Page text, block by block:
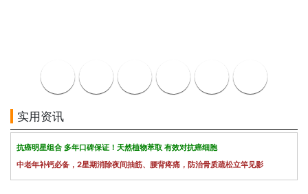
实用资讯
抗癌明星组合 多年口碑保证！天然植物萃取 有效对抗癌细胞
中老年补钙必备，2星期消除夜间抽筋、腰背疼痛，防治骨质疏松立竿见影